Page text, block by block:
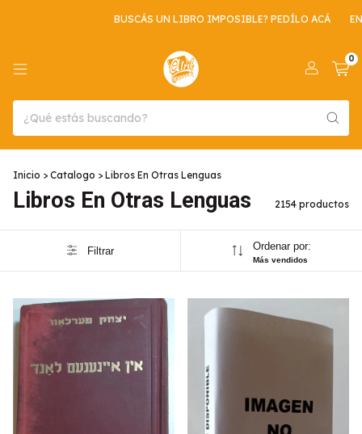
BUSCÁS UN LIBRO IMPOSIBLE? PEDÍLO ACÁ ENVIO GRATIS POR
0
Inicio > Catalogo > Libros En Otras Lenguas
Libros En Otras Lenguas 2154 productos
Filtrar Ordenar por:
Más vendidos